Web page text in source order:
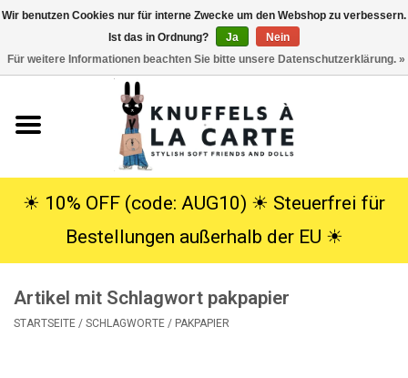
Kuscheltiere
SALE
☀︎ 10% OFF (code: AUG10) ☀︎ Steuerfrei für
Bestellungen außerhalb der EU ☀︎
Artikel mit Schlagwort pakpapier
STARTSEITE / SCHLAGWORTE / PAKPAPIER
Wir benutzen Cookies nur für interne Zwecke um den Webshop zu verbessern.
Ist das in Ordnung?
Ja
Nein
Für weitere Informationen beachten Sie bitte unsere Datenschutzerklärung. »